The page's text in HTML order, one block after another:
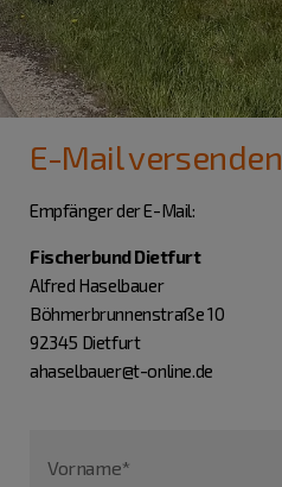
E-Mail versenden
Empfänger der E-Mail:
Fischerbund Dietfurt
Alfred Haselbauer
Böhmerbrunnenstraße 10
92345 Dietfurt
ahaselbauer@t-online.de
Vorname*